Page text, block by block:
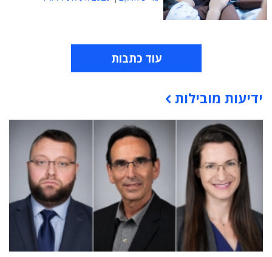
עוד כתבות
תוכן פרסומי
ידיעות מובילות